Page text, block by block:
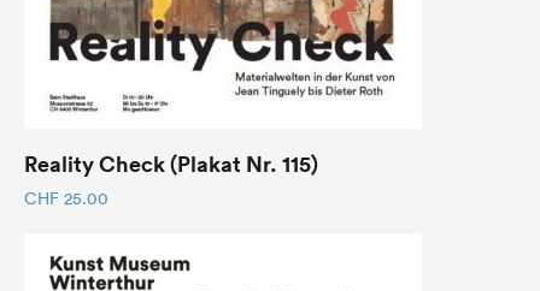
Reality Check (Plakat Nr. 115)
CHF 25.00